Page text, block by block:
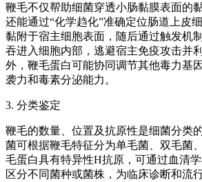
鞭毛不仅帮助细菌穿透小肠黏膜表面的
还能通过“化学趋化”准确定位肠道上皮
黏附于宿主细胞表面，随后通过触发机
吞进入细胞内部，逃避宿主免疫攻击并
外，鞭毛蛋白可能协同调节其他毒力基
袭力和毒素分泌能力。
3. 分类鉴定
鞭毛的数量、位置及抗原性是细菌分类
菌可根据鞭毛特征分为单毛菌、双毛菌
毛蛋白具有特异性H抗原，可通过血清学
区分不同菌种或菌株，为临床诊断和流